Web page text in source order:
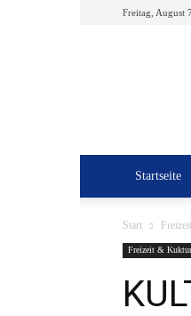
Freitag, August
Startseite
Start
Freizeit & Kuktur